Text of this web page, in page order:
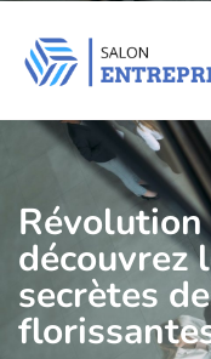
découvrez
secrètes